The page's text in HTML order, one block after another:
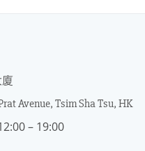
Avenue, Tsim Sha Tsu, HK
– 19:00